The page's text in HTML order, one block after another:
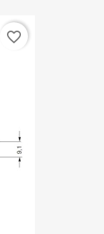
favorite_border